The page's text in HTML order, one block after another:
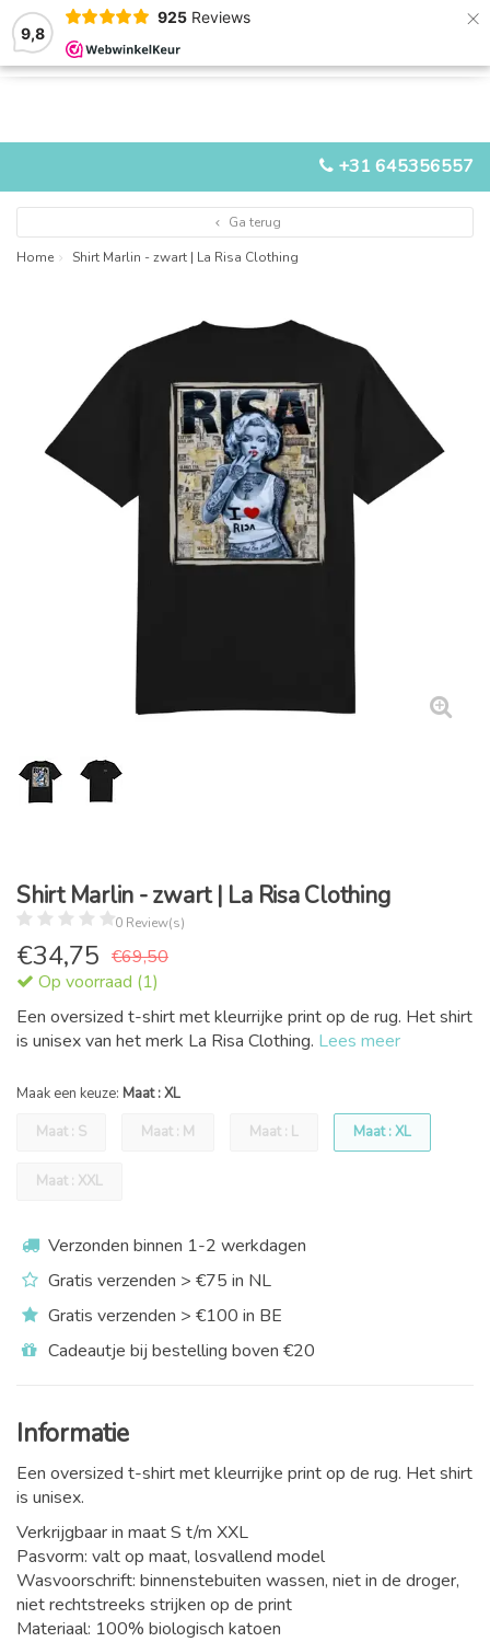
9,8
925 Reviews ×
+31 645356557
MENU
Ga terug
Home
Shirt Marlin - zwart | La Risa Clothing
Shirt Marlin - zwart | La Risa Clothing
0 Review(s)
€34,75 €69,50
Op voorraad (1)
Een oversized t-shirt met kleurrijke print op de rug. Het shirt
is unisex van het merk La Risa Clothing. Lees meer
Maak een keuze: Maat : XL
Maat : S
Maat : M Maat : L Maat : XL
Maat : XXL
Verzonden binnen 1-2 werkdagen
Gratis verzenden > €75 in NL
Gratis verzenden > €100 in BE
Cadeautje bij bestelling boven €20
Informatie
Een oversized t-shirt met kleurrijke print op de rug. Het shirt
is unisex.
Verkrijgbaar in maat S t/m XXL
Pasvorm: valt op maat, losvallend model
Wasvoorschrift: binnenstebuiten wassen, niet in de droger,
niet rechtstreeks strijken op de print
Materiaal: 100% biologisch katoen